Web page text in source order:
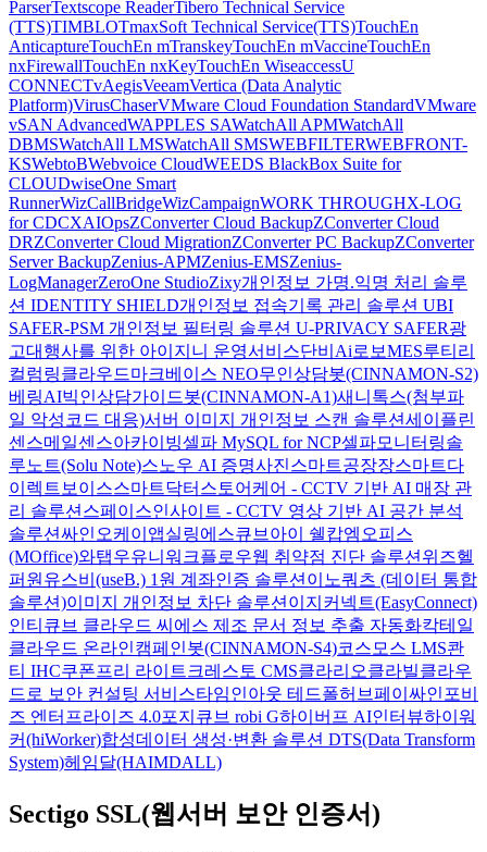
ParserTextscope ReaderTibero Technical Service
(TTS)TIMBLOTmaxSoft Technical Service(TTS)TouchEn
AnticaptureTouchEn mTranskeyTouchEn mVaccineTouchEn
nxFirewallTouchEn nxKeyTouchEn WiseaccessU
CONNECTvAegisVeeamVertica (Data Analytic
Platform)VirusChaserVMware Cloud Foundation StandardVMware
vSAN AdvancedWAPPLES SAWatchAll APMWatchAll
DBMSWatchAll LMSWatchAll SMSWEBFILTERWEBFRONT-
KSWebtoBWebvoice CloudWEEDS BlackBox Suite for
CLOUDwiseOne Smart
RunnerWizCallBridgeWizCampaignWORK THROUGHX-LOG
for CDCXAIOpsZConverter Cloud BackupZConverter Cloud
DRZConverter Cloud MigrationZConverter PC BackupZConverter
Server BackupZenius-APMZenius-EMSZenius-
LogManagerZeroOne StudioZixy개인정보 가명.익명 처리 솔루
션 IDENTITY SHIELD개인정보 접속기록 관리 솔루션 UBI
SAFER-PSM 개인정보 필터링 솔루션 U-PRIVACY SAFER광
고대행사를 위한 아이지니 운영서비스단비Ai로보MES루티 리
컬럼링클라우드마크베이스 NEO무인상담봇(CINNAMON-S2)
베링AI빅인상담가이드봇(CINNAMON-A1)새니톡스(첨부파
일 악성코드 대응)서버 이미지 개인정보 스캔 솔루션세이플린
센스메일센스아카이빙셀파 MySQL for NCP셀파모니터링솔
루노트(Solu Note)스노우 AI 증명사진스마트공장장스마트다
이렉트보이스스마트닥터 스토어케어 - CCTV 기반 AI 매장 관
리 솔루션 스페이스인사이트 - CCTV 영상 기반 AI 공간 분석
솔루션싸인오케이 앱실링에스큐브아이 쉘캅엠오피스
(MOffice)와탭우유니 워크플로우웹 취약점 진단 솔루션 위즈헬
퍼원 유스비(useB.) 1원 계좌인증 솔루션 이노쿼츠 (데이터 통합
솔루션)이미지 개인정보 차단 솔루션 이지커넥트(EasyConnect)
인티큐브 클라우드 씨에스 제조 문서 정보 추출 자동화칵테일
클라우드 온라인캠페인봇(CINNAMON-S4)코스모스 LMS콴
티 IHC쿠폰프리 라이트 크레스토 CMS클라리오클라빌클라우
드로 보안 컨설팅 서비스타임인아웃 테드폴허브페이싸인 포비
즈 엔터프라이즈 4.0포지큐브 robi G하이버프 AI인터뷰하이워
커(hiWorker)합성데이터 생성·변환 솔루션 DTS(Data Transform
System)헤임달(HAIMDALL)
Sectigo SSL(웹서버 보안 인증서)